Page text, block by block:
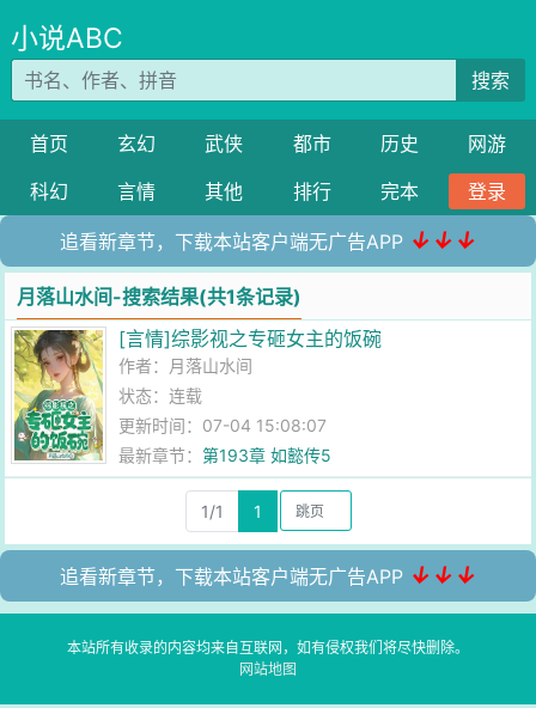
小说ABC
搜索
首页 玄幻 武侠 都市 历史
网游
科幻
言情 其他 排行 完本 登录
追看新章节，下载本站客户端无广告APP ↓↓↓
月落山水间-搜索结果(共1条记录)
[言情]综影视之专砸女主的饭碗
作者： 月落山水间
状态：连载
更新时间：07-04 15:08:07
最新章节：第193章 如懿传5
1/1 1
追看新章节，下载本站客户端无广告APP ↓↓↓
本站所有收录的内容均来自互联网，如有侵权我们将尽快删除。
网站地图